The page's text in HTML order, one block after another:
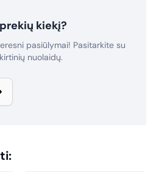
kiekį?
pasiūlymai! Pasitarkite su
nuolaidų.